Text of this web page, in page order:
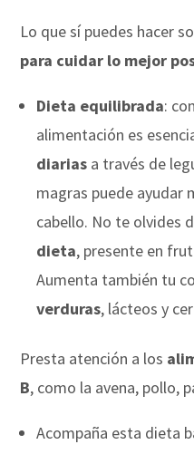
Lo que sí puedes hacer
para cuidar lo mejor
Dieta equilibrada:
alimentación es
diarias a través de
magras puede ayudar
cabello. No te olvides
dieta, presente en
Aumenta también tu
verduras, lácteos y
Presta atención a los
B, como la avena, pollo,
Acompaña esta dieta